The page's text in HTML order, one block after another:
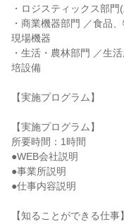
・ロジスティックス部
・商業機器部門 ／食品
現場機器
・生活・農林部門 ／生
培設備
【実施プログラム】
【実施プログラム】
所要時間：1時間
●WEB会社説明
●事業所説明
●仕事内容説明
【知ることができる仕事】